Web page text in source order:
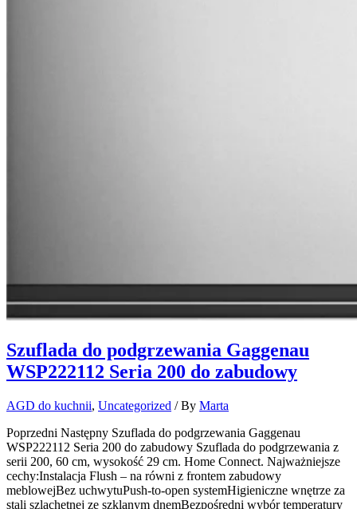
Szuflada do podgrzewania Gaggenau
WSP222112 Seria 200 do zabudowy
AGD do kuchnii, Uncategorized / By Marta
Poprzedni Następny Szuflada do podgrzewania Gaggenau
WSP222112 Seria 200 do zabudowy Szuflada do podgrzewania z
serii 200, 60 cm, wysokość 29 cm. Home Connect. Najważniejsze
cechy:Instalacja Flush – na równi z frontem zabudowy
meblowejBez uchwytuPush-to-open systemHigieniczne wnętrze za
stali szlachetnej ze szklanym dnemBezpośredni wybór temperatury